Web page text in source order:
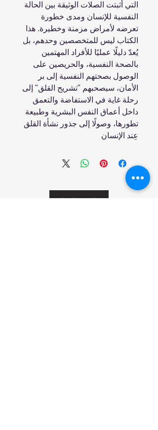
التي أثبتت الصلات الوثيقة بين الحالة
النفسية للإنسان ومدى خطورة
تعرضه لأمراض مزمنة وخطيرة. هذا
الكتاب ليس للمتخصصين وحدهم، بل
يُعدّ دليلًا عمليًا للأفراد المهتمين
بالصحة النفسية، والحريصين على
الوصول بصحتهم النفسية إلى بر
الأمان، سيصحبهم "تشريح القلق" إلى
رحلة غاية في الاستفاضة والتعمق
داخل أعماق النفس البشرية وطبيعة
تطورها، وصولًا إلى جذور نشأة القلق
عِند الإنسان
انضم إلينا